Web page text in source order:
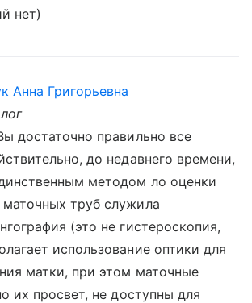
нет)
Анна Григорьевна
достаточно правильно все
до недавнего времени,
методом ло оценки
труб служила
(это не гистероскопия,
использование оптики для
матки, при этом маточные
их просвет, не доступны для